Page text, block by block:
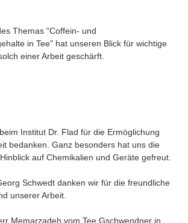
Themas "Coffein- und
in Tee" hat unseren Blick für wichtige
einer Arbeit geschärft.
Institut Dr. Flad für die Ermöglichung
bedanken. Ganz besonders hat uns die
auf Chemikalien und Geräte gefreut.
Schwedt danken wir für die freundliche
unserer Arbeit.
Memarzadeh vom Tee Gschwendner in